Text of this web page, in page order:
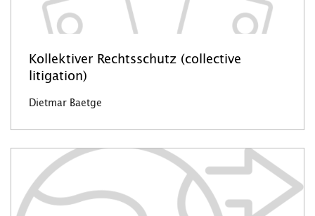
Kollektiver Rechtsschutz (collective
litigation)
Dietmar Baetge